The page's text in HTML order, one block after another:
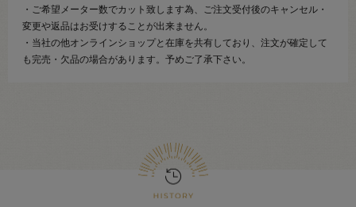
・ご希望メーター数でカット致します為、ご注文受付後のキャンセル・
変更や返品はお受けすることが出来ません。
・当社の他オンラインショップと在庫を共有しており、注文が確定して
も完売・欠品の場合があります。予めご了承下さい。